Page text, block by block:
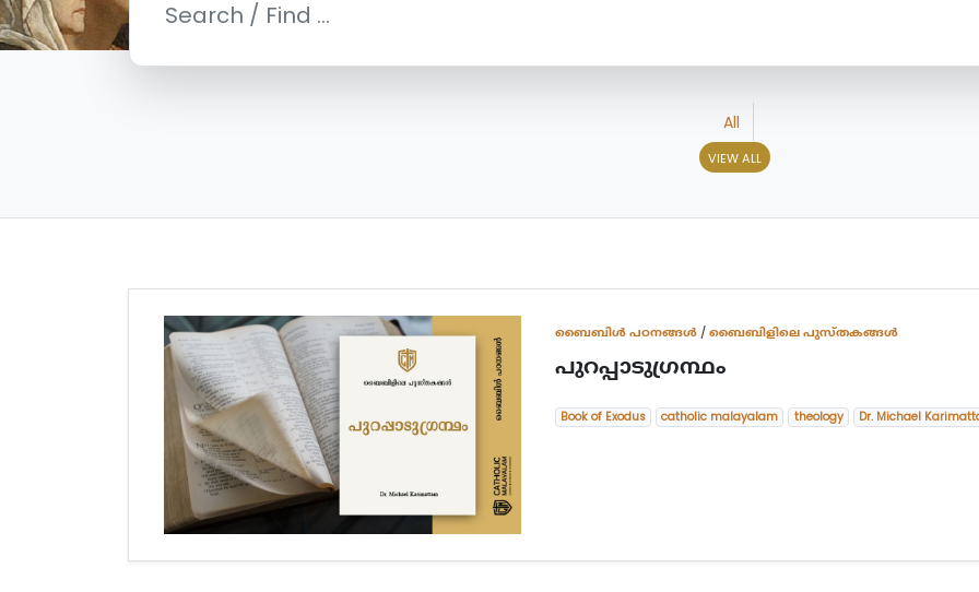
All
VIEW ALL
ബൈബിള്‍ പഠനങ്ങള്‍/ബൈബിളിലെ പുസ്തകങ്ങൾ
പുറപ്പാടുഗ്രന്ഥം
Book of Exodus catholic malayalam theology Dr. Michael